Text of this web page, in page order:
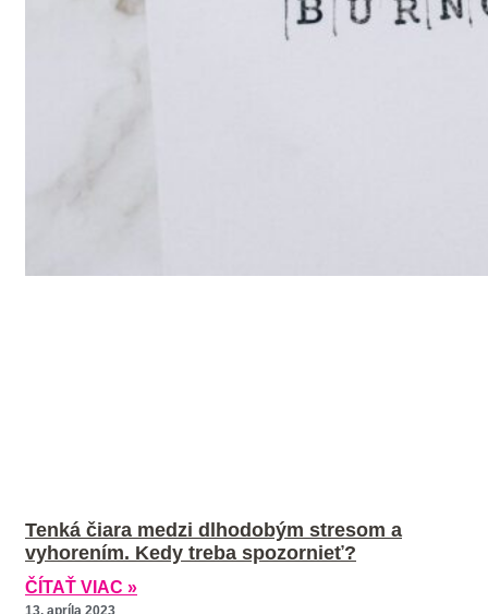
Tenká čiara medzi dlhodobým stresom a
vyhorením. Kedy treba spozornieť?
ČÍTAŤ VIAC »
13. apríla 2023